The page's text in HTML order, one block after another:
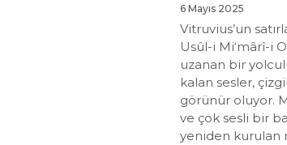
6 Mayıs 2025
Vitruvius’un
Usûl-i Mi‘mârî-i
uzanan bir
kalan sesler,
görünür oluyor.
ve çok sesli bir
yeniden kurulan